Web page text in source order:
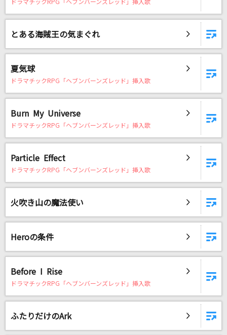
自宅でカラオケ歌い放題！
家族や友達と一緒に！練習にも！
ドラマチックRPG「ヘブンバーンズレッド」挿入歌
とある海賊王の気まぐれ
夏気球
ドラマチックRPG「ヘブンバーンズレッド」挿入歌
Burn My Universe
ドラマチックRPG「ヘブンバーンズレッド」挿入歌
Particle Effect
ドラマチックRPG「ヘブンバーンズレッド」挿入歌
火吹き山の魔法使い
Heroの条件
Before I Rise
ドラマチックRPG「ヘブンバーンズレッド」挿入歌
ふたりだけのArk